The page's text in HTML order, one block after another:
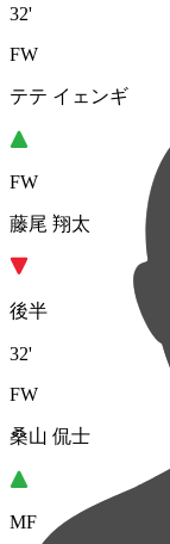
32'
FW
テテ イェンギ
FW
藤尾 翔太
後半
32'
FW
桑山 侃士
MF